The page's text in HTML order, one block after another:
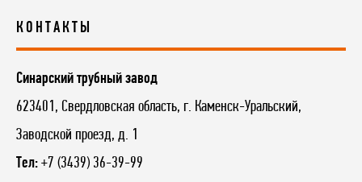
КОНТАКТЫ
Синарский трубный завод
623401, Свердловская область, г. Каменск-Уральский,
Заводской проезд, д. 1
Тел: +7 (3439) 36-39-99